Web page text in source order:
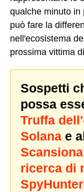
qualche minuto in
può fare la
nell'ecosistema
prossima vittima
Sospetti
possa
Truffa
Solana e
ricerca di
SpyHunter